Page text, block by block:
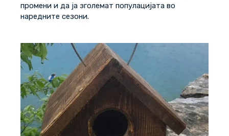
промени и да ја зголемат популацијата во
наредните сезони.